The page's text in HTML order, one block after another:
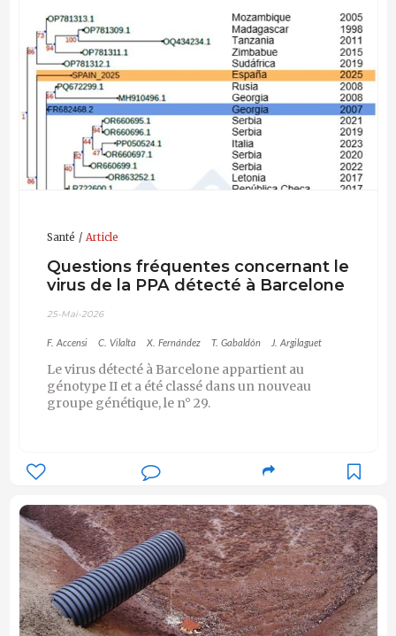
Santé Article
Questions fréquentes concernant le
virus de la PPA détecté à Barcelone
25-Mai-2026
F. Accensi C. Vilalta X. Fernández T. Gabaldón J. Argilaguet
Le virus détecté à Barcelone appartient au
génotype II et a été classé dans un nouveau
groupe génétique, le n° 29.